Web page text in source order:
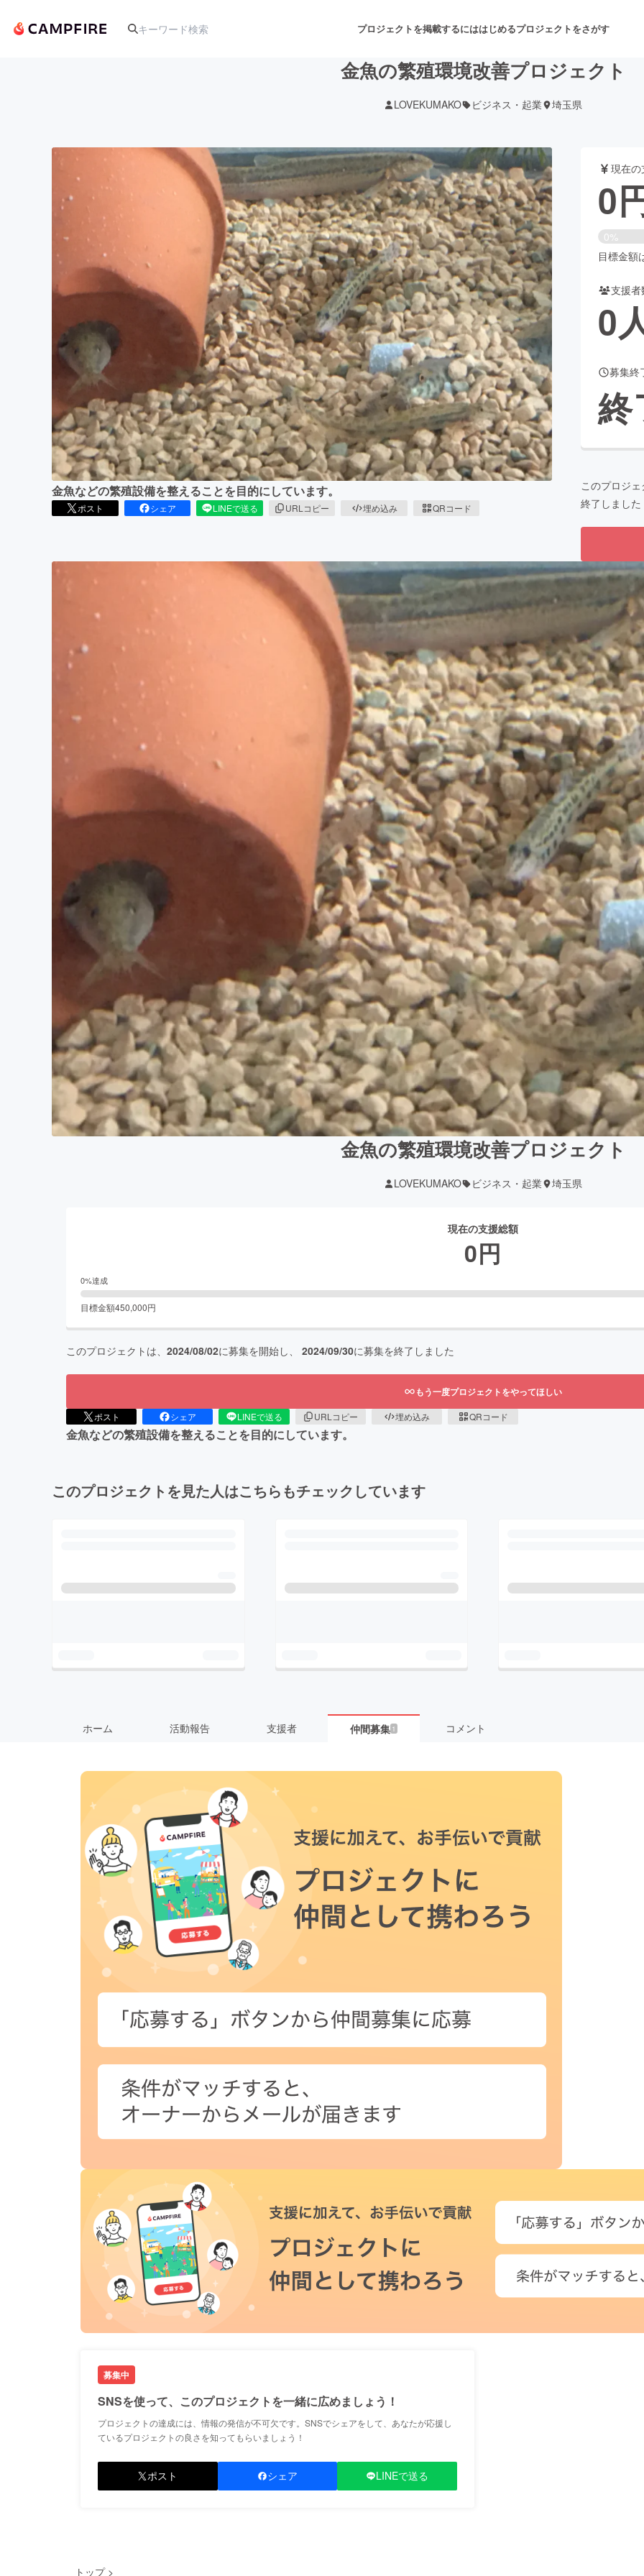
プロジェクトを掲載するにははじめるプロジェクトをさがす
アート・写真 音楽 舞台・パフォーマンス
テクノロジー・ガジェット ゲーム・サービス開発 フード・飲食店
映像・映画 書籍・雑誌出版 アニメ・漫画
ビジネス・起業 チャレンジ ビューティー・ヘルスケ
まちづくり・地域活性化
CAMPFIRE for Social GoodCAMPFIRE Creation
CAMPFIREふるさと納税machi-yaコミュニティ
金魚の繁殖環境改善プロジェクト
LOVEKUMAKO ビジネス・起業 埼玉県
金魚などの繁殖設備を整えることを目的にしています。
ポスト シェア LINEで送る URLコピー 埋め込み QRコード
現在
0
0%
目標金額
支援者
0
募集終
終
このプロジ
終了しました
金魚の繁殖環境改善プロジェクト
LOVEKUMAKO ビジネス・起業 埼玉県
現在の支援総額
0円
0%達成
目標金額450,000円
このプロジェクトは、 2024/08/02に募集を開始し、 2024/09/30に募集を終了しました
もう一度プロジェクトをやってほしい
ポスト シェア LINEで送る URLコピー 埋め込み QRコード
金魚などの繁殖設備を整えることを目的にしています。
このプロジェクトを見た人はこちらもチェックしています
ホーム 活動報告 支援者 仲間募集 1 コメント
募集中
SNSを使って、このプロジェクトを一緒に広めましょう！
プロジェクトの達成には、情報の発信が不可欠です。SNSでシェアをして、あなたが応援し
ているプロジェクトの良さを知ってもらいましょう！
ポスト シェア LINEで送る
トップ >